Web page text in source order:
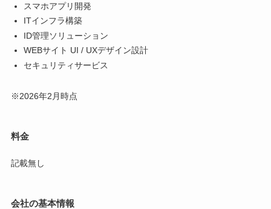
スマホアプリ開発
ITインフラ構築
ID管理ソリューション
WEBサイト UI / UXデザイン設計
セキュリティサービス
※2026年2月時点
料金
記載無し
会社の基本情報